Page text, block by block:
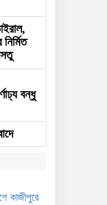
বন্ধু
১০
কাজীপুরে